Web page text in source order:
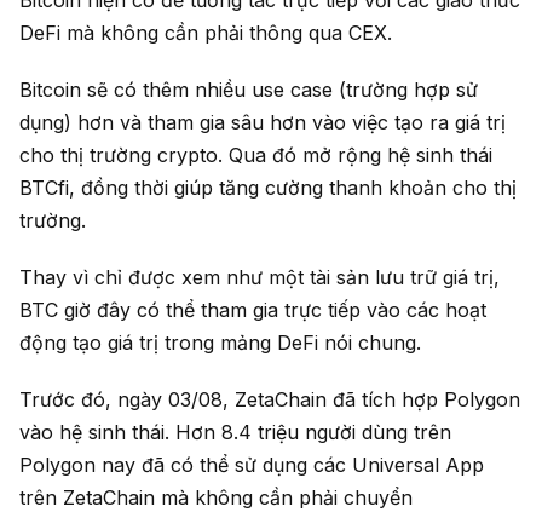
DeFi mà không cần phải thông qua CEX.
Bitcoin sẽ có thêm nhiều use case (trường hợp sử
dụng) hơn và tham gia sâu hơn vào việc tạo ra giá trị
cho thị trường crypto. Qua đó mở rộng hệ sinh thái
BTCfi, đồng thời giúp tăng cường thanh khoản cho thị
trường.
Thay vì chỉ được xem như một tài sản lưu trữ giá trị,
BTC giờ đây có thể tham gia trực tiếp vào các hoạt
động tạo giá trị trong mảng DeFi nói chung.
Trước đó, ngày 03/08, ZetaChain đã tích hợp Polygon
vào hệ sinh thái. Hơn 8.4 triệu người dùng trên
Polygon nay đã có thể sử dụng các Universal App
trên ZetaChain mà không cần phải chuyển